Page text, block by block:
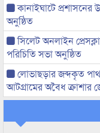
কানাইঘাটে
অনুষ্ঠিত
সিলেট অনলাইন
পরিচিতি সভা অনুষ্ঠিত
লোভাছড়ার জব্দকৃত
আটগ্রামের অবৈধ ক্রাশার